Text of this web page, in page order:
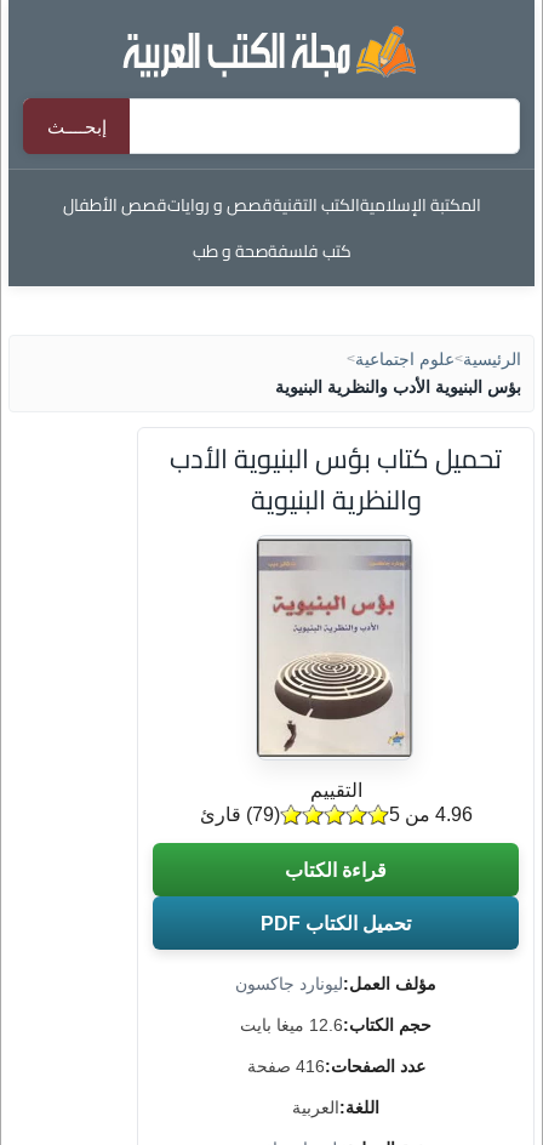
المكتبة الإسلاميةالكتب التقنيةقصص و رواياتقصص الأطفال
كتب فلسفةصحة و طب
الرئيسية>علوم اجتماعية>
بؤس البنيوية الأدب والنظرية البنيوية
تحميل كتاب بؤس البنيوية الأدب
والنظرية البنيوية
مؤلف العمل:ليونارد جاكسون
حجم الكتاب:12.6 ميغا بايت
عدد الصفحات:416 صفحة
اللغة:العربية
التقييم
(
79) قارئ 4.96 من 5
قراءة الكتاب
تحميل الكتاب PDF